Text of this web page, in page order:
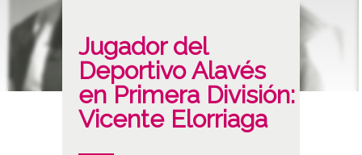
Jugador del
Deportivo Alavés
en Primera División:
Vicente Elorriaga